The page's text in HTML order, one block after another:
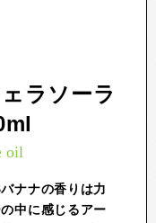
ラソーラ
oil
ナナの香りは力
中に感じるアー